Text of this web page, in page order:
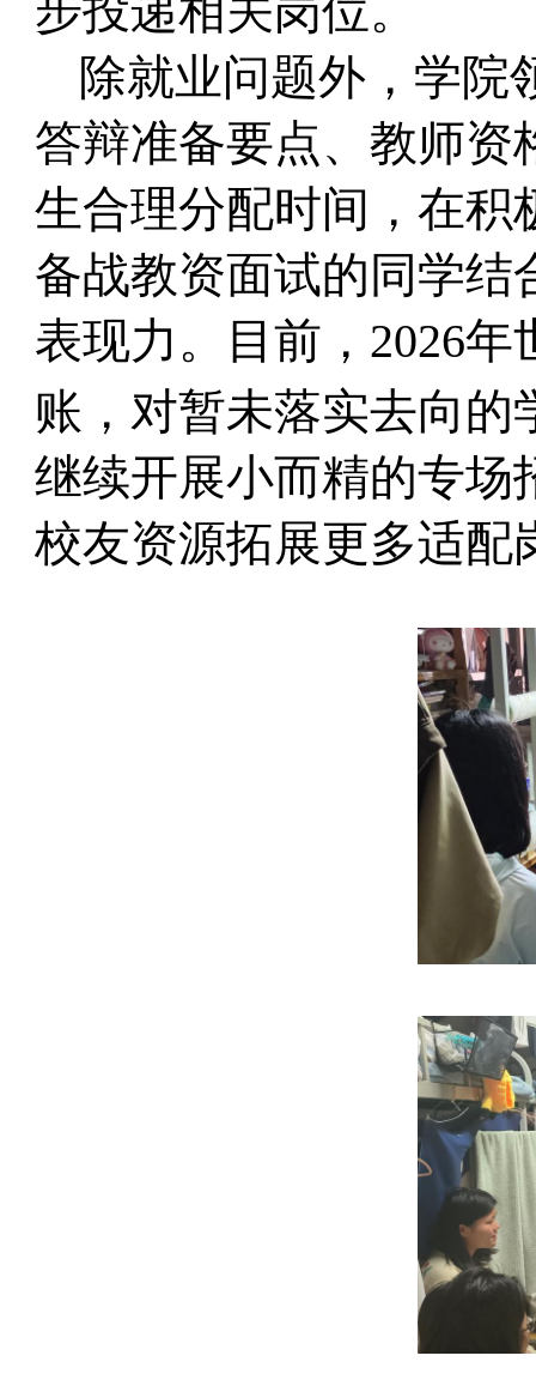
步投递相关岗位。
除就业问题外，学院
答辩准备要点、教师资
生合理分配时间，在积
备战教资面试的同学结
表现力。目前，2026年
账，对暂未落实去向的
继续开展小而精的专场
校友资源拓展更多适配